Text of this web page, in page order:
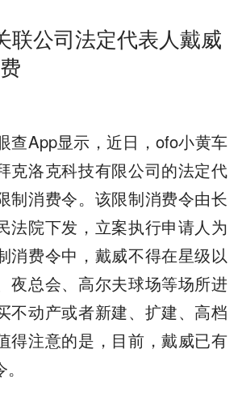
联公司法定代表人戴威
查App显示，近日，ofo小黄车
克洛克科技有限公司的法定代
制消费令。该限制消费令由长
法院下发，立案执行申请人为
消费令中，戴威不得在星级以
夜总会、高尔夫球场等场所进
不动产或者新建、扩建、高档
得注意的是，目前，戴威已有